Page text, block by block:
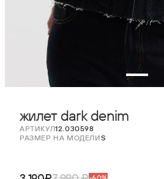
жилет dark denim
АРТИКУЛ12.030598
РАЗМЕР НА МОДЕЛИS